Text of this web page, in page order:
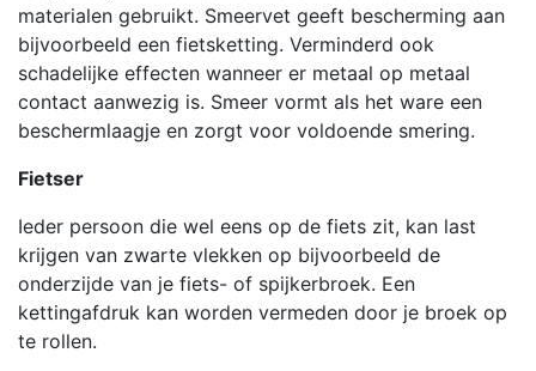
materialen gebruikt. Smeervet geeft bescherming aan
bijvoorbeeld een fietsketting. Verminderd ook
schadelijke effecten wanneer er metaal op metaal
contact aanwezig is. Smeer vormt als het ware een
beschermlaagje en zorgt voor voldoende smering.
Fietser
Ieder persoon die wel eens op de fiets zit, kan last
krijgen van zwarte vlekken op bijvoorbeeld de
onderzijde van je fiets- of spijkerbroek. Een
kettingafdruk kan worden vermeden door je broek op
te rollen.